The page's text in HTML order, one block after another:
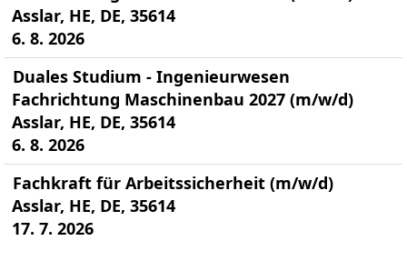
Asslar, HE, DE, 35614
6. 8. 2026
Duales Studium - Ingenieurwesen
Fachrichtung Maschinenbau 2027 (m/w/d)
Asslar, HE, DE, 35614
6. 8. 2026
Fachkraft für Arbeitssicherheit (m/w/d)
Asslar, HE, DE, 35614
17. 7. 2026